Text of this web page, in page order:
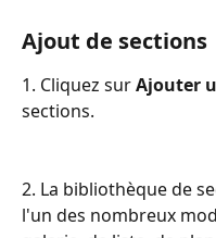
Ajout de sections
1. Cliquez sur Ajouter
sections.
2. La bibliothèque de
l'un des nombreux